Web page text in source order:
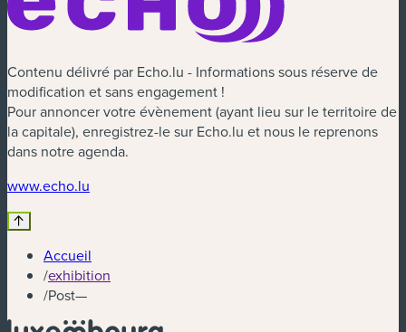
Contenu délivré par Echo.lu - Informations sous réserve de
modification et sans engagement !
Pour annoncer votre évènement (ayant lieu sur le territoire de
la capitale), enregistrez-le sur Echo.lu et nous le reprenons
dans notre agenda.
www.echo.lu
Accueil
/exhibition
/Post—